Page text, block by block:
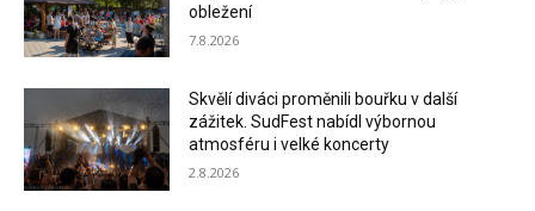
obležení
7.8.2026
Skvělí diváci proměnili bouřku v další
zážitek. SudFest nabídl výbornou
atmosféru i velké koncerty
2.8.2026